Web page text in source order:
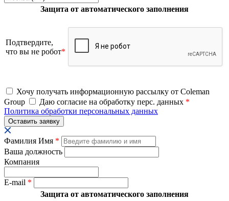
Защита от автоматического заполнения
Подтвердите,
что вы не робот*
Хочу получать информационную рассылку от Coleman
Group
Даю согласие на обработку перс. данных *
Политика обработки персональных данных
Фамилия Имя *
Ваша должность
Компания
E-mail *
Защита от автоматического заполнения